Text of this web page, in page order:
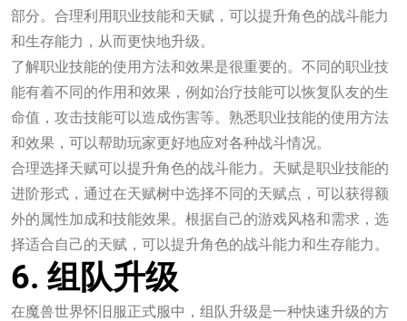
部分。合理利用职业技能和天赋，可以提升角色的战斗能力
和生存能力，从而更快地升级。
了解职业技能的使用方法和效果是很重要的。不同的职业技
能有着不同的作用和效果，例如治疗技能可以恢复队友的生
命值，攻击技能可以造成伤害等。熟悉职业技能的使用方法
和效果，可以帮助玩家更好地应对各种战斗情况。
合理选择天赋可以提升角色的战斗能力。天赋是职业技能的
进阶形式，通过在天赋树中选择不同的天赋点，可以获得额
外的属性加成和技能效果。根据自己的游戏风格和需求，选
择适合自己的天赋，可以提升角色的战斗能力和生存能力。
6. 组队升级
在魔兽世界怀旧服正式服中，组队升级是一种快速升级的方